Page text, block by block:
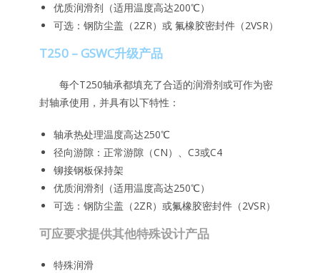
优质润滑剂（适用温度高达200℃）
可选：钢防尘盖（2ZR）或 氟橡胶密封件（2VSR）
T250 – GSWC升级产品
每个T250轴承都填充了合适的润滑剂或可作为密
封轴承使用，并具有以下特性：
轴承热处理温度高达250℃
径向游隙：正常游隙（CN）、C3或C4
铆接钢板保持架
优质润滑剂（适用温度高达250℃）
可选：钢防尘盖（2ZR）或氟橡胶密封件（2VSR）
可应要求提供其他特殊设计产品
特殊润滑